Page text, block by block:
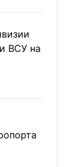
ВСУ на